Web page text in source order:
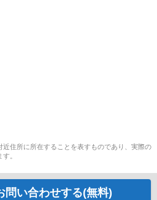
住所に所在することを表すものであり、実際の
。
問い合わせする(無料)